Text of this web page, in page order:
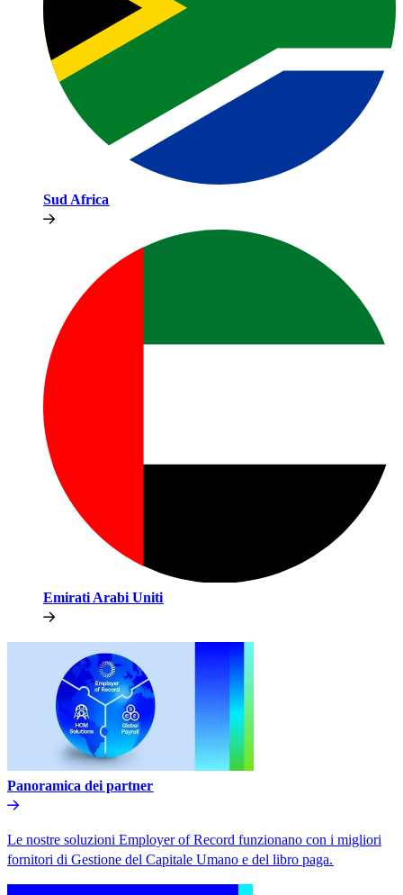
Sud Africa​​
Emirati Arabi Uniti​​
Panoramica dei partner​​
Le nostre soluzioni Employer of Record funzionano con i migliori
fornitori di Gestione del Capitale Umano e del libro paga.​​